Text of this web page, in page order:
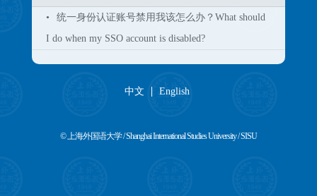
•
统一身份认证账号禁用我该怎么办？What should
I do when my SSO account is disabled?
中文 English
© 上海外国语大学 / Shanghai International Studies University / SISU